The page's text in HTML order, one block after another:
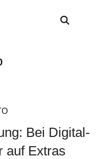
Bei Digital-
auf Extras